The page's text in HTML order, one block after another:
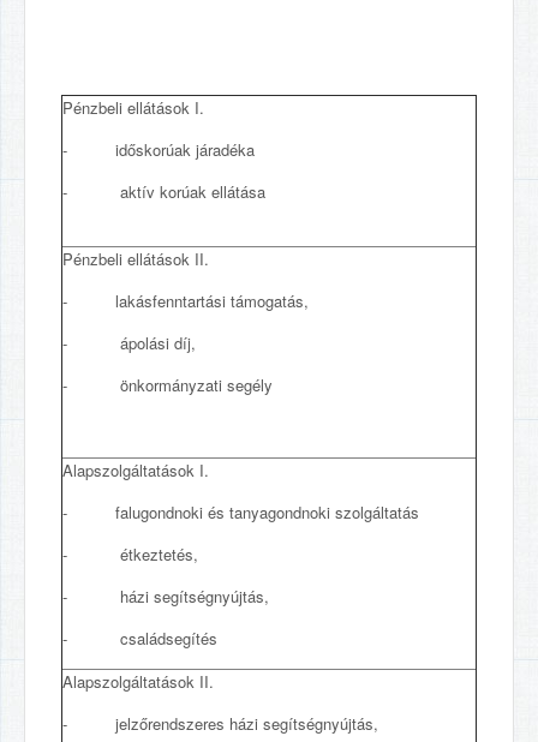
Pénzbeli ellátások I.
- időskorúak járadéka
- aktív korúak ellátása
Pénzbeli ellátások II.
- lakásfenntartási támogatás,
- ápolási díj,
- önkormányzati segély
Alapszolgáltatások I.
- falugondnoki és tanyagondnoki szolgáltatás
- étkeztetés,
- házi segítségnyújtás,
- családsegítés
Alapszolgáltatások II.
- jelzőrendszeres házi segítségnyújtás,